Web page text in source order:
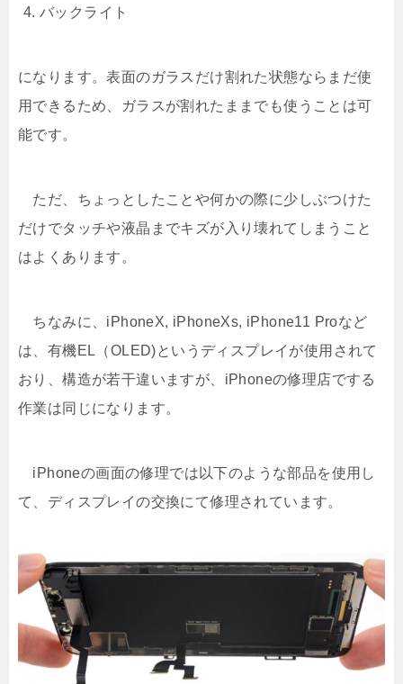
バックライト
になります。表面のガラスだけ割れた状態ならまだ使
用できるため、ガラスが割れたままでも使うことは可
能です。
ただ、ちょっとしたことや何かの際に少しぶつけた
だけでタッチや液晶までキズが入り壊れてしまうこと
はよくあります。
ちなみに、iPhoneX, iPhoneXs, iPhone11 Proなど
は、有機EL（OLED)というディスプレイが使用されて
おり、構造が若干違いますが、iPhoneの修理店でする
作業は同じになります。
iPhoneの画面の修理では以下のような部品を使用し
て、ディスプレイの交換にて修理されています。